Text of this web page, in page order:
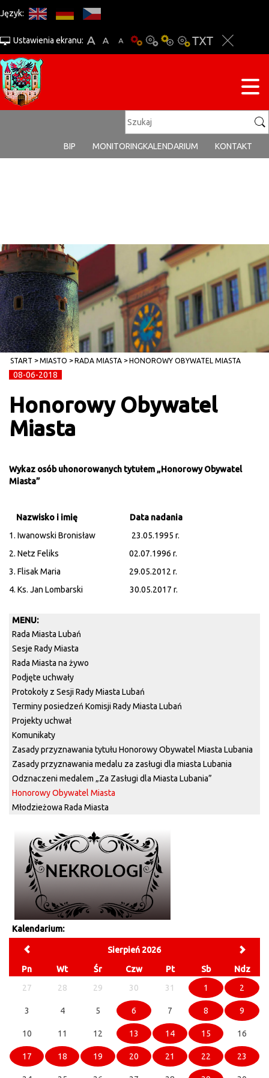
Język:
Ustawienia ekranu:
BIP MONITORINGKALENDARIUM KONTAKT
START MIASTO RADA MIASTA HONOROWY OBYWATEL MIASTA
08-06-2018
Honorowy Obywatel
Miasta
Wykaz osób uhonorowanych tytułem „Honorowy Obywatel
Miasta”
Nazwisko i imię Data nadania
1. Iwanowski Bronisław 23.05.1995 r.
2. Netz Feliks 02.07.1996 r.
3. Flisak Maria 29.05.2012 r.
4. Ks. Jan Lombarski 30.05.2017 r.
MENU:
Rada Miasta Lubań
Sesje Rady Miasta
Rada Miasta na żywo
Podjęte uchwały
Protokoły z Sesji Rady Miasta Lubań
Terminy posiedzeń Komisji Rady Miasta Lubań
Projekty uchwał
Komunikaty
Zasady przyznawania tytułu Honorowy Obywatel Miasta Lubania
Zasady przyznawania medalu za zasługi dla miasta Lubania
Odznaczeni medalem „Za Zasługi dla Miasta Lubania”
Honorowy Obywatel Miasta
Młodzieżowa Rada Miasta
Kalendarium:
Sierpień 2026
Pn
Wt Śr Czw Pt Sb
Ndz
27
28 29 30 31 1 2
3 4 5 6 7 8 9
10 11 12 13 14 15 16
17 18 19 20 21 22 23